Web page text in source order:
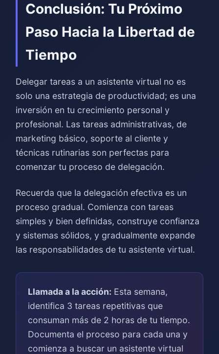
Conclusión: Tu Próximo
Paso Hacia la Libertad de
Tiempo
Delegar tareas a un asistente virtual no es
solo una estrategia de productividad; es una
inversión en tu crecimiento personal y
profesional. Las tareas administrativas, de
marketing básico, soporte al cliente y
técnicas rutinarias son perfectas para
comenzar tu proceso de delegación.
Recuerda que la delegación efectiva es un
proceso gradual. Comienza con tareas
simples y bien definidas, construye confianza
y sistemas sólidos, y gradualmente expande
las responsabilidades de tu asistente virtual.
Llamada a la acción: Esta semana,
identifica 3 tareas repetitivas que
consuman más de 2 horas de tu tiempo.
Documenta el proceso para cada una y
comienza a buscar un asistente virtual